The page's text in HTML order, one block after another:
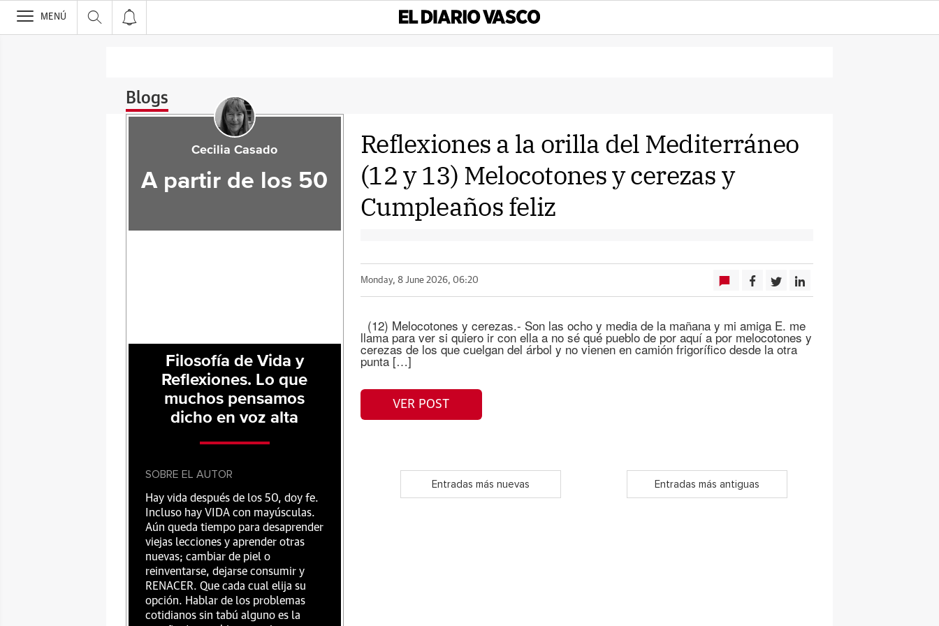
>
MENÚ
Blogs
Reflexiones a la orilla del Mediterráneo
(12 y 13) Melocotones y cerezas y
Cumpleaños feliz
Monday, 8 June 2026, 06:20
(12) Melocotones y cerezas.- Son las ocho y media de la mañana y mi amiga E. me
llama para ver si quiero ir con ella a no sé qué pueblo de por aquí a por melocotones y
cerezas de los que cuelgan del árbol y no vienen en camión frigorífico desde la otra
punta […]
VER POST
Entradas más nuevas Entradas más antiguas
Cecilia Casado
A partir de los 50
Filosofía de Vida y
Reflexiones. Lo que
muchos pensamos
dicho en voz alta
SOBRE EL AUTOR
Hay vida después de los 50, doy fe.
Incluso hay VIDA con mayúsculas.
Aún queda tiempo para desaprender
viejas lecciones y aprender otras
nuevas; cambiar de piel o
reinventarse, dejarse consumir y
RENACER. Que cada cual elija su
opción. Hablar de los problemas
cotidianos sin tabú alguno es la